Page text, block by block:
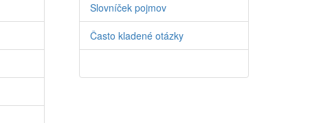
Slovníček pojmov
Často kladené otázky